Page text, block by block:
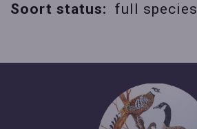
Soort status: full species